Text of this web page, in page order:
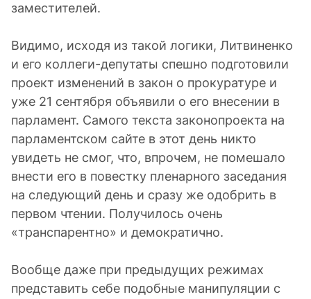
заместителей.
Видимо, исходя из такой логики, Литвиненко
и его коллеги-депутаты спешно подготовили
проект изменений в закон о прокуратуре и
уже 21 сентября объявили о его внесении в
парламент. Самого текста законопроекта на
парламентском сайте в этот день никто
увидеть не смог, что, впрочем, не помешало
внести его в повестку пленарного заседания
на следующий день и сразу же одобрить в
первом чтении. Получилось очень
«транспарентно» и демократично.
Вообще даже при предыдущих режимах
представить себе подобные манипуляции с